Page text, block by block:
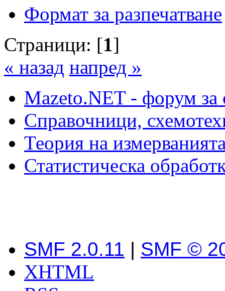
Формат за разпечатване
Страници: [1]
« назад напред »
Mazeto.NET - форум за
Справочници,
Теория на
Статистическа
SMF 2.0.11 | SMF ©
XHTML